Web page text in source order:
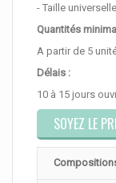
- Taille universelle
Quantités
A partir de 5
Délais :
10 à 15 jours
SOYEZ LE